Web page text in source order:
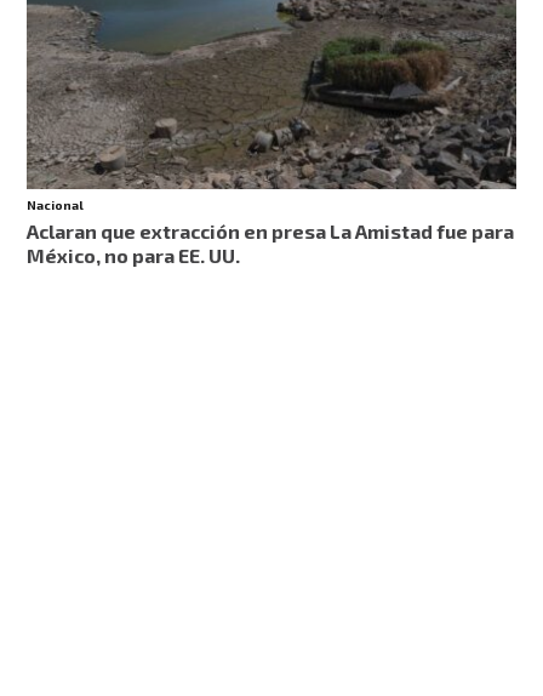
Nacional
Aclaran que extracción en presa La Amistad fue para
México, no para EE. UU.